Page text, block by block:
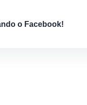
o Facebook!